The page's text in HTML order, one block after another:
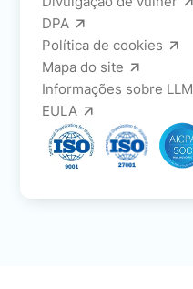
DPA
Política de cookies
Mapa do site
Informações sobre LLM
EULA